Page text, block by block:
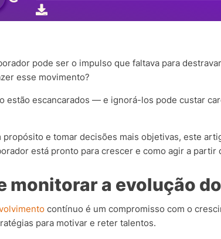
pode ser o impulso que faltava para
esse movimento?
estão escancarados — e ignorá-los pode custar
e tomar decisões mais objetivas, este
está pronto para crescer e como agir a partir
monitorar a evolução
contínuo é um compromisso com o
para motivar e reter talentos.